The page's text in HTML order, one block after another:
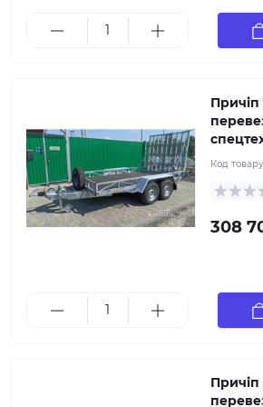
АЛ-КО, гальма , запасне колесо
Причіп
Код
308
Даний причіп розроблений за
замовленням для перевезення
має посилену раму і ходову
перевозити на ньому вантажі до
причіпа 830 кг, повна маса 3500 кг,
вантажної платформи: довжина
Причіп